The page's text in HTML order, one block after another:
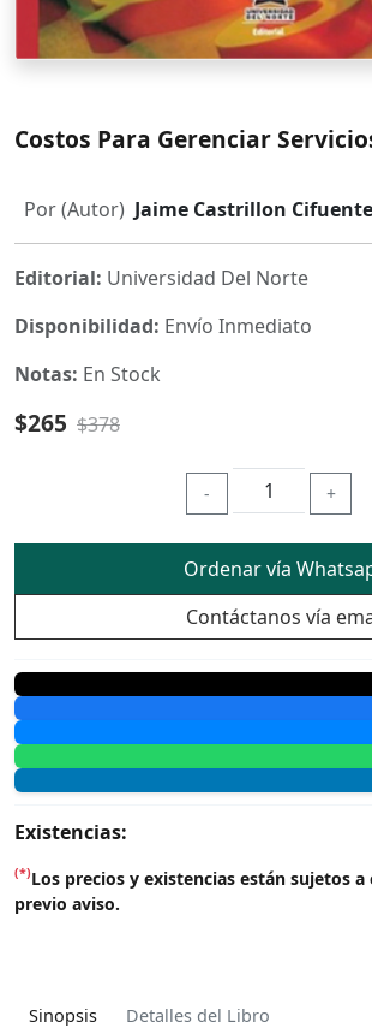
Costos Para Gerenciar
Por (Autor) Jaime Castrillon
Editorial: Universidad Del Norte
Disponibilidad: Envío Inmediato
Notas: En Stock
$265 $378
- +
Ordenar vía
Contáctanos vía
Existencias:
(*)Los precios y existencias están sujetos a
previo aviso.
Sinopsis Detalles del Libro